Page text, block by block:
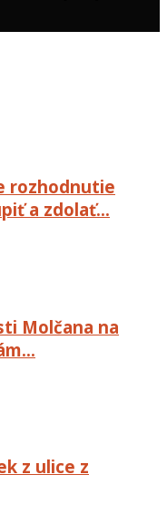
rozhodnutie
a zdolať…
Molčana na
z ulice z